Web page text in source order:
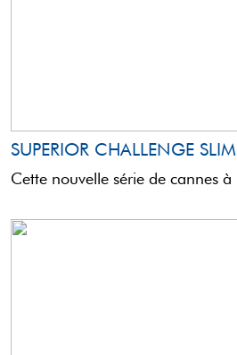
SUPERIOR CHALLENGE SLIM